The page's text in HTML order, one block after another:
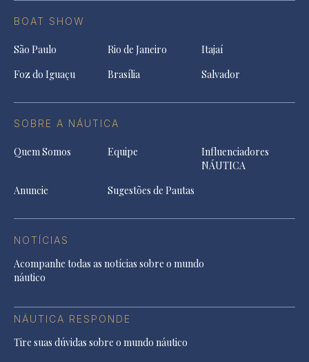
BOAT SHOW
São Paulo Rio de Janeiro
Itajaí
Foz do Iguaçu
Brasília Salvador
SOBRE A NÁUTICA
Quem Somos Equipe
Influenciadores
NÁUTICA
Anuncie
Sugestões de Pautas
NOTÍCIAS
Acompanhe todas as notícias sobre o mundo
náutico
NÁUTICA RESPONDE
Tire suas dúvidas sobre o mundo náutico